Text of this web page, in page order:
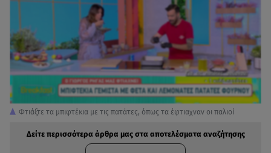
Φτιάξτε τα μπιφτέκια με τις πατάτες, όπως τα έφτιαχναν οι παλιοί
Δείτε περισσότερα άρθρα μας στα αποτελέσματα αναζήτησης